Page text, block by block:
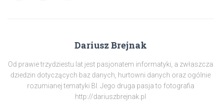
Dariusz Brejnak
Od prawie trzydziestu lat jest pasjonatem informatyki, a zwłaszcza
dziedzin dotyczących baz danych, hurtowni danych oraz ogólnie
rozumianej tematyki BI. Jego druga pasja to fotografia
http://dariuszbrejnak.pl